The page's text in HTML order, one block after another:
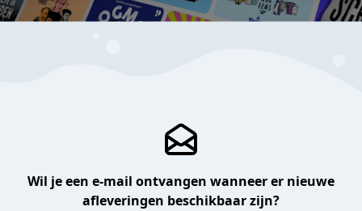
Wil je een e-mail ontvangen wanneer er nieuwe
afleveringen beschikbaar zijn?